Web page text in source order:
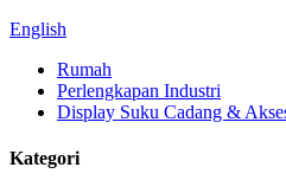
English
Rumah
Perlengkapan Industri
Display Suku Cadang &
Kategori